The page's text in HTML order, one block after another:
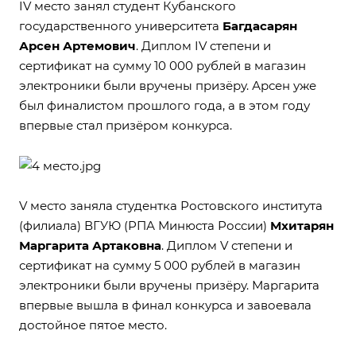
IV место занял студент Кубанского
государственного университета Багдасарян
Арсен Артемович. Диплом IV степени и
сертификат на сумму 10 000 рублей в магазин
электроники были вручены призёру. Арсен уже
был финалистом прошлого года, а в этом году
впервые стал призёром конкурса.
V место заняла студентка Ростовского института
(филиала) ВГУЮ (РПА Минюста России) Мхитарян
Маргарита Артаковна. Диплом V степени и
сертификат на сумму 5 000 рублей в магазин
электроники были вручены призёру. Маргарита
впервые вышла в финал конкурса и завоевала
достойное пятое место.